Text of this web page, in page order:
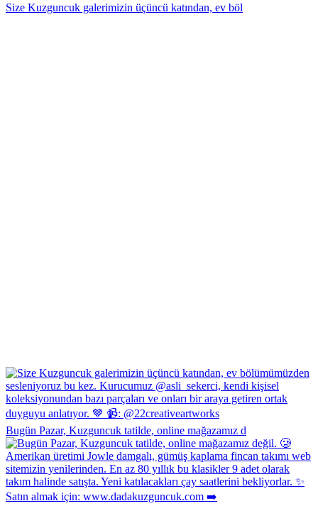
Size Kuzguncuk galerimizin üçüncü katından, ev böl
Bugün Pazar, Kuzguncuk tatilde, online mağazamız d